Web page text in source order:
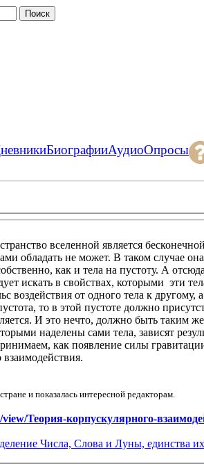
БиографииАудиоОпросы
вселенной является
обладать не может. В таком случае
как и тела на пустоту. А
искать в свойствах, которыми эти
воздействия от одного тела к другому,
то в этой пустоте должно
И это нечто, должно быть таким
наделены сами тела, зависят
как появление силы
и показалась интересной редакторам.
Теория-корпускулярного-
Числа, Слова и Луны, единства их